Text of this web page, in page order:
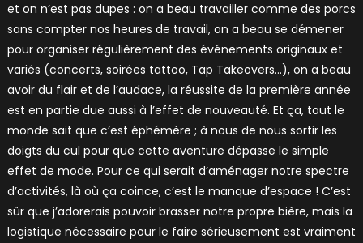
et on n’est pas dupes : on a beau travailler comme des porcs
sans compter nos heures de travail, on a beau se démener
pour organiser régulièrement des événements originaux et
variés (concerts, soirées tattoo, Tap Takeovers…), on a beau
avoir du flair et de l’audace, la réussite de la première année
est en partie due aussi à l’effet de nouveauté. Et ça, tout le
monde sait que c’est éphémère ; à nous de nous sortir les
doigts du cul pour que cette aventure dépasse le simple
effet de mode. Pour ce qui serait d’aménager notre spectre
d’activités, là où ça coince, c’est le manque d’espace ! C’est
sûr que j’adorerais pouvoir brasser notre propre bière, mais la
logistique nécessaire pour le faire sérieusement est vraiment